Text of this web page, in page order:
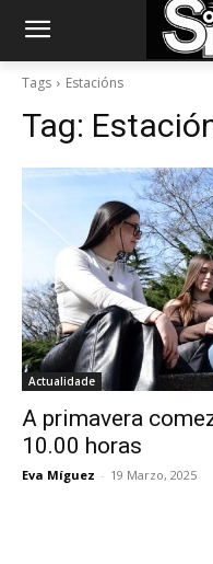
Tags Estacións
Tag:
Actualidade
A primavera
10.00 horas
Eva Míguez - 19 Marzo, 2025